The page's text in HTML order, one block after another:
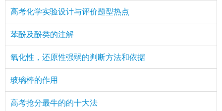
高考化学实验设计与评价题型热点
苯酚及酚类的注解
氧化性，还原性强弱的判断方法和依据
玻璃棒的作用
高考抢分最牛的的十大法